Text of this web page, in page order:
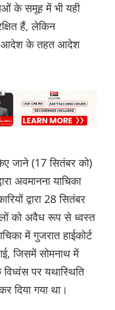
के समूह में भी यही
हैं, लेकिन
आदेश के तहत आदेश
जाने (17 सितंबर को)
अवमानना ​​याचिका
द्वारा 28 सितंबर
को अवैध रूप से ध्वस्त
में गुजरात हाईकोर्ट
जिसमें सोमनाथ में
पर यथास्थिति
दिया गया था।